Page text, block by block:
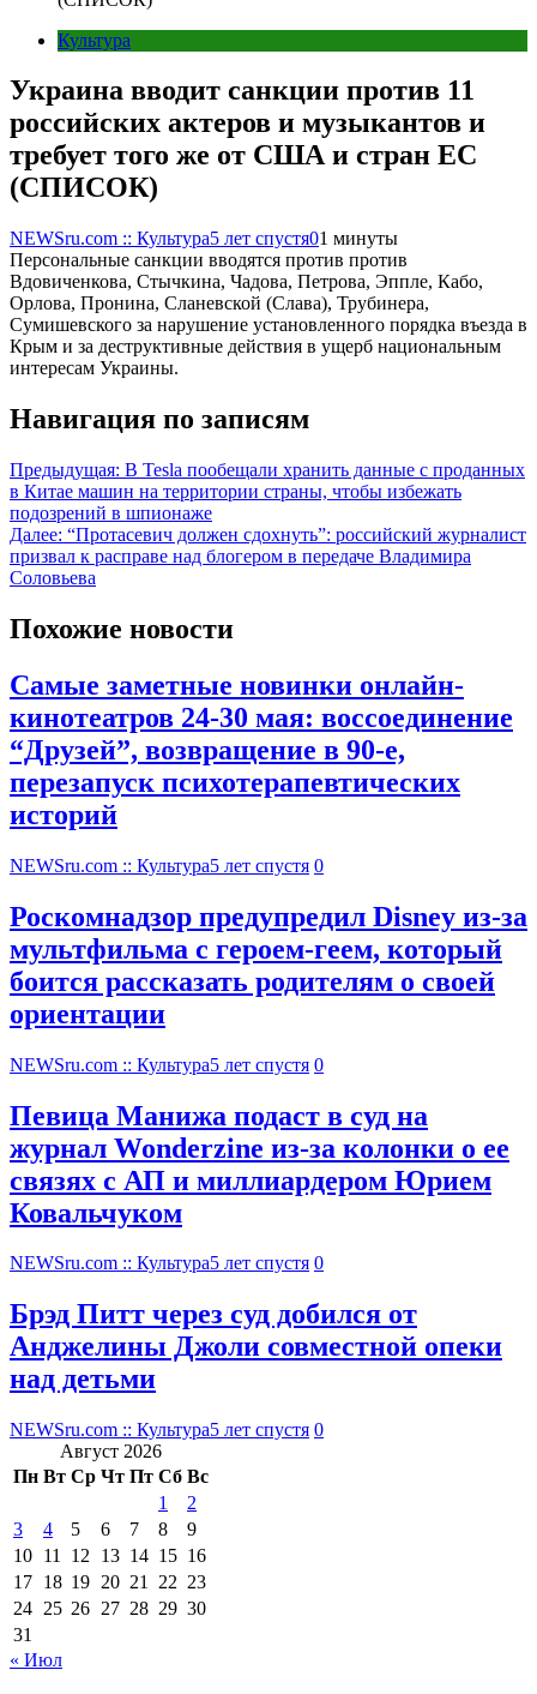
Культура
Украина вводит санкции против 11
российских актеров и музыкантов и
требует того же от США и стран ЕС
(СПИСОК)
NEWSru.com :: Культура5 лет спустя01 минуты
Персональные санкции вводятся против против
Вдовиченкова, Стычкина, Чадова, Петрова, Эппле, Кабо,
Орлова, Пронина, Сланевской (Слава), Трубинера,
Сумишевского за нарушение установленного порядка въезда в
Крым и за деструктивные действия в ущерб национальным
интересам Украины.
Навигация по записям
Предыдущая: В Tesla пообещали хранить данные с проданных
в Китае машин на территории страны, чтобы избежать
подозрений в шпионаже
Далее: “Протасевич должен сдохнуть”: российский журналист
призвал к расправе над блогером в передаче Владимира
Соловьева
Похожие новости
Самые заметные новинки онлайн-
кинотеатров 24-30 мая: воссоединение
“Друзей”, возвращение в 90-е,
перезапуск психотерапевтических
историй
NEWSru.com :: Культура5 лет спустя 0
Роскомнадзор предупредил Disney из-за
мультфильма c героем-геем, который
боится рассказать родителям о своей
ориентации
NEWSru.com :: Культура5 лет спустя 0
Певица Манижа подаст в суд на
журнал Wonderzine из-за колонки о ее
связях с АП и миллиардером Юрием
Ковальчуком
NEWSru.com :: Культура5 лет спустя 0
Брэд Питт через суд добился от
Анджелины Джоли совместной опеки
над детьми
NEWSru.com :: Культура5 лет спустя 0
Август 2026
Пн Вт Ср Чт Пт Сб Вс
1
2
3
4 5 6 7 8
9
10 11 12 13 14 15 16
17 18 19 20 21 22 23
24 25 26 27 28 29 30
31
« Июл